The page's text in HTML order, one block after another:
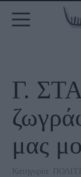
Γ.
μας
Κατηγορία: